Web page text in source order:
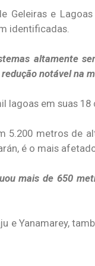
Geleiras e
identificadas.
altamente
notável na
lagoas em suas
5.200 metros de
é o mais
mais de 650
e Yanamarey,